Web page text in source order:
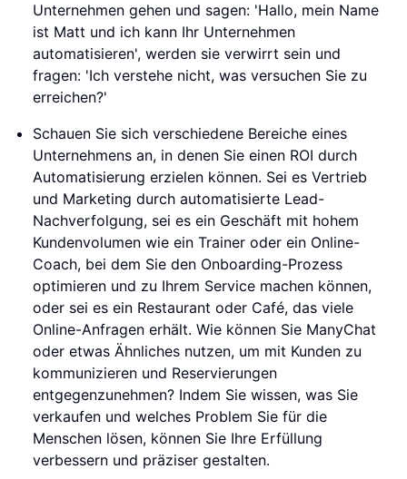
Unternehmen gehen und sagen: 'Hallo, mein Name
ist Matt und ich kann Ihr Unternehmen
automatisieren', werden sie verwirrt sein und
fragen: 'Ich verstehe nicht, was versuchen Sie zu
erreichen?'
Schauen Sie sich verschiedene Bereiche eines
Unternehmens an, in denen Sie einen ROI durch
Automatisierung erzielen können. Sei es Vertrieb
und Marketing durch automatisierte Lead-
Nachverfolgung, sei es ein Geschäft mit hohem
Kundenvolumen wie ein Trainer oder ein Online-
Coach, bei dem Sie den Onboarding-Prozess
optimieren und zu Ihrem Service machen können,
oder sei es ein Restaurant oder Café, das viele
Online-Anfragen erhält. Wie können Sie ManyChat
oder etwas Ähnliches nutzen, um mit Kunden zu
kommunizieren und Reservierungen
entgegenzunehmen? Indem Sie wissen, was Sie
verkaufen und welches Problem Sie für die
Menschen lösen, können Sie Ihre Erfüllung
verbessern und präziser gestalten.